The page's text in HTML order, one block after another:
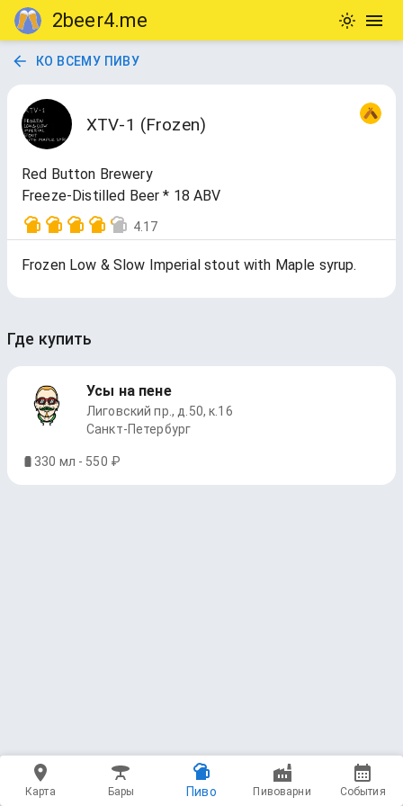
2beer4.me
КО ВСЕМУ ПИВУ
XTV-1 (Frozen)
Red Button Brewery
Freeze-Distilled Beer * 18 ABV
4.17
Frozen Low & Slow Imperial stout with Maple syrup.
Где купить
Усы на пене
Лиговский пр., д.50, к.16
Санкт-Петербург
330 мл - 550 ₽
Карта Бары Пиво Пивоварни События